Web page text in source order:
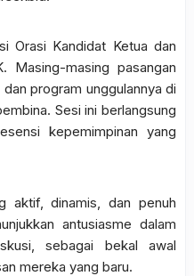
Orasi Kandidat Ketua dan
Masing-masing pasangan
program unggulannya di
Sesi ini berlangsung
kepemimpinan yang
aktif, dinamis, dan penuh
antusiasme dalam
sebagai bekal awal
mereka yang baru.